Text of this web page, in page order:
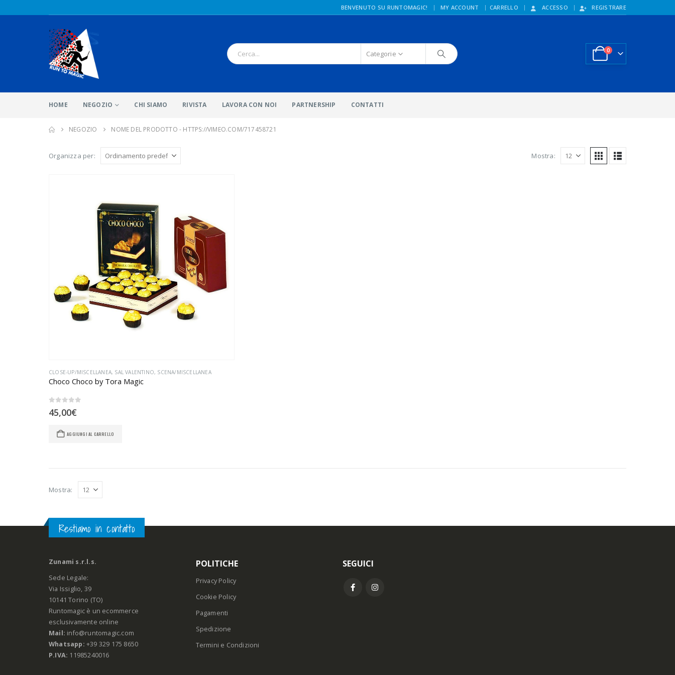
BENVENUTO SU RUNTOMAGIC! | MY ACCOUNT CARRELLO ACCESSO REGISTRARE
Categorie 0
HOME NEGOZIO CHI SIAMO RIVISTA LAVORA CON NOI PARTNERSHIP CONTATTI
NEGOZIO NOME DEL PRODOTTO - HTTPS://VIMEO.COM/717458721
Organizza per: Mostra:
CLOSE-UP/MISCELLANEA, SAL VALENTINO, SCENA/MISCELLANEA
Choco Choco by Tora Magic
45,00€
AGGIUNGI AL CARRELLO
Mostra:
Restiamo in contatto
Zunami s.r.l.s.
Sede Legale:
Via Issiglio, 39
10141 Torino (TO)
Runtomagic è un ecommerce
esclusivamente online
Mail: info@runtomagic.com
Whatsapp: +39 329 175 8650
P.IVA: 11985240016
POLITICHE
Privacy Policy
Cookie Policy
Pagamenti
Spedizione
Termini e Condizioni
SEGUICI